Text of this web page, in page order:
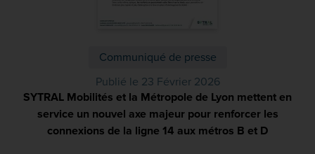
Communiqué de presse
Publié le 23 Février 2026
SYTRAL Mobilités et la Métropole de Lyon mettent en
service un nouvel axe majeur pour renforcer les
connexions de la ligne 14 aux métros B et D